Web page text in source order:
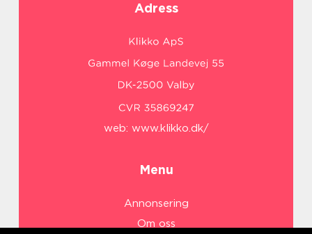
Adress
web: www.klikko.dk/
Menu
Annonsering
Om oss